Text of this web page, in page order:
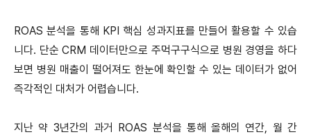
ROAS 분석을 통해 KPI 핵심 성과지표를 만들어 활용할 수 있습
니다. 단순 CRM 데이터만으로 주먹구구식으로 병원 경영을 하다
보면 병원 매출이 떨어져도 한눈에 확인할 수 있는 데이터가 없어
즉각적인 대처가 어렵습니다.
지난 약 3년간의 과거 ROAS 분석을 통해 올해의 연간, 월 간